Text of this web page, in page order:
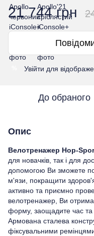
21 744 грн
Увійти для
До обраного
Опис
Велотренажер Hop-
для новачків, так і для
допомогою Ви зможете
м'язи, покращити
активно та приємно
велотренажер, Ви
форму, заощадите час та
Армована сталева
фіксувальними